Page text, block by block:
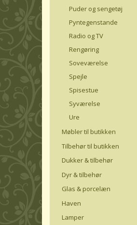
Puder og sengetøj
Pyntegenstande
Radio og TV
Rengøring
Soveværelse
Spejle
Spisestue
Syværelse
Ure
Møbler til butikken
Tilbehør til butikken
Dukker & tilbehør
Dyr & tilbehør
Glas & porcelæn
Haven
Lamper